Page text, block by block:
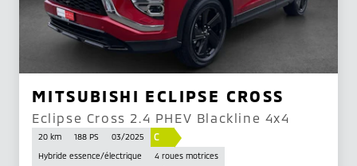
MITSUBISHI ECLIPSE CROSS
Eclipse Cross 2.4 PHEV Blackline 4x4
20 km 188 PS 03/2025 C
Hybride essence/électrique
4 roues motrices